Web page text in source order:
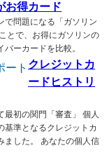
お得カード
で問題になる「ガソリン
とで、お得にガソリンの
ーカードを比較。
クレジットカ
ードヒストリ
最初の関門「審査」 個人
基準となるクレジットカ
ました。 あなたの個人信